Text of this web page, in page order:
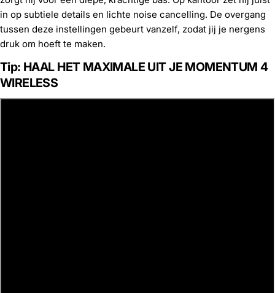
in op subtiele details en lichte noise cancelling. De overgang
tussen deze instellingen gebeurt vanzelf, zodat jij je nergens
druk om hoeft te maken.
Tip: HAAL HET MAXIMALE UIT JE MOMENTUM 4
WIRELESS